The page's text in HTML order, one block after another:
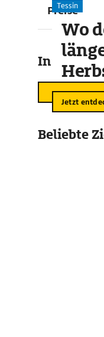
Preise
In der
Tessin
Wo
Jetzt
Beliebte